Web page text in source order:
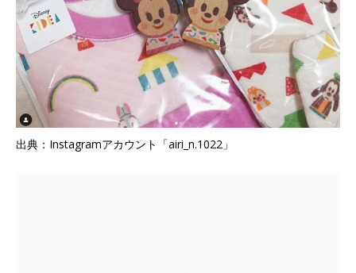
出典：Instagramアカウント「airi_n.1022」